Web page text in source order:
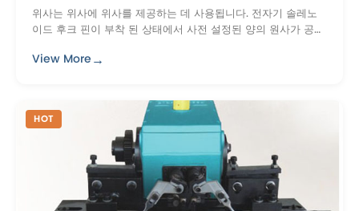
위사는 위사에 위사를 제공하는 데 사용됩니다. 전자기 솔레노
이드 후크 핀이 부착 된 상태에서 사전 설정된 양의 원사가 공급
View More→
HOT